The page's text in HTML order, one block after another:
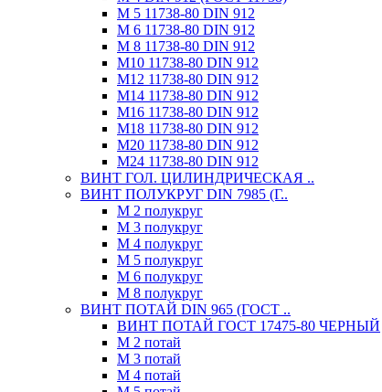
М 5 11738-80 DIN 912
М 6 11738-80 DIN 912
М 8 11738-80 DIN 912
М10 11738-80 DIN 912
М12 11738-80 DIN 912
М14 11738-80 DIN 912
М16 11738-80 DIN 912
М18 11738-80 DIN 912
М20 11738-80 DIN 912
М24 11738-80 DIN 912
ВИНТ ГОЛ. ЦИЛИНДРИЧЕСКАЯ ..
ВИНТ ПОЛУКРУГ DIN 7985 (Г..
М 2 полукруг
М 3 полукруг
М 4 полукруг
М 5 полукруг
М 6 полукруг
М 8 полукруг
ВИНТ ПОТАЙ DIN 965 (ГОСТ ..
ВИНТ ПОТАЙ ГОСТ 17475-80 ЧЕРНЫЙ
М 2 потай
М 3 потай
М 4 потай